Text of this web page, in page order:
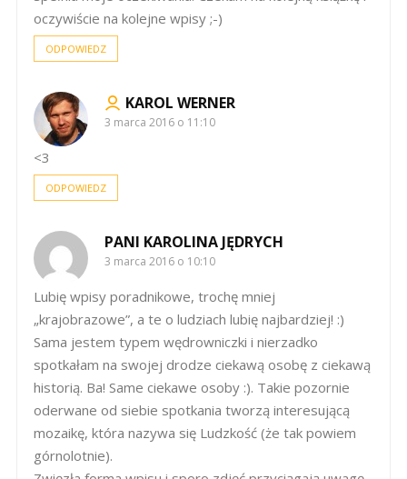
oczywiście na kolejne wpisy ;-)
ODPOWIEDZ
KAROL WERNER
3 marca 2016 o 11:10
<3
ODPOWIEDZ
PANI KAROLINA JĘDRYCH
3 marca 2016 o 10:10
Lubię wpisy poradnikowe, trochę mniej
„krajobrazowe”, a te o ludziach lubię najbardziej! :)
Sama jestem typem wędrowniczki i nierzadko
spotkałam na swojej drodze ciekawą osobę z ciekawą
historią. Ba! Same ciekawe osoby :). Takie pozornie
oderwane od siebie spotkania tworzą interesującą
mozaikę, która nazywa się Ludzkość (że tak powiem
górnolotnie).